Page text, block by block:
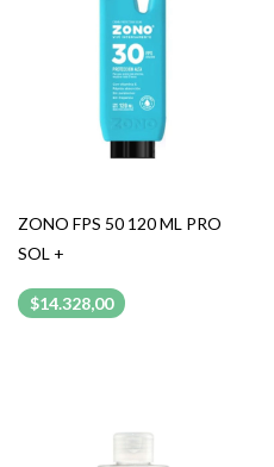
ZONO FPS 50 120 ML PRO
SOL +
$14.328,00